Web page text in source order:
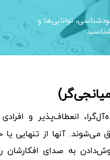
توانایی‌ها و
انعطاف‌پذیر و
آنها از تنهایی یا
به صدای افکارشان